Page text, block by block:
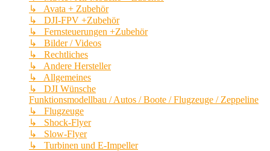
↳ Avata + Zubehör
↳ DJI-FPV +Zubehör
↳ Fernsteuerungen +Zubehör
↳ Bilder / Videos
↳ Rechtliches
↳ Andere Hersteller
↳ Allgemeines
↳ DJI Wünsche
Funktionsmodellbau / Autos / Boote / Flugzeuge / Zeppeline
↳ Flugzeuge
↳ Shock-Flyer
↳ Slow-Flyer
↳ Turbinen und E-Impeller